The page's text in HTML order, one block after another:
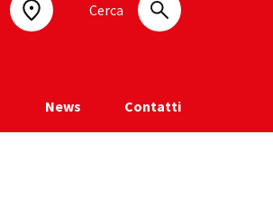
Cerca
News Contatti